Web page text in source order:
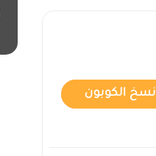
نسخ الكوبون